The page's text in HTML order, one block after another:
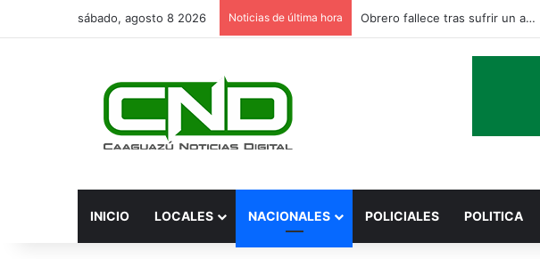
sábado, agosto 8 2026 Noticias de última hora Obrero fallece tras sufrir un accidente con una amoladora en Canindeyú
INICIO LOCALES NACIONALES POLICIALES POLITICA